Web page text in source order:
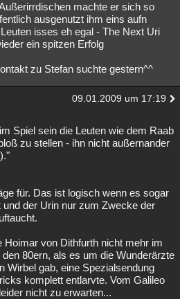
machte er sich so
ausgenutzt ihm eins aufn
isses eh egal - The Next Uri
ein spitzen Erfolg
zu Stefan suchte gestern^^
09.01.2009 um 17:19
Spiel sein die Leuten wie dem Raab
zu stellen - ihn nicht außernander
für. Das ist logisch wenn es sogar
der Urin nur zum Zwecke der
Hoimar von Dithfurth nicht mehr im
80ern, als es um die Wunderärzte
Wirbel gab, eine Spezialsendung
komplett entlarvte. Vom Galileo
nicht zu erwarten...